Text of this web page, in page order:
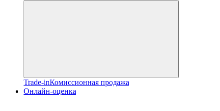
Trade-inКомиссионная продажа
Онлайн-оценка